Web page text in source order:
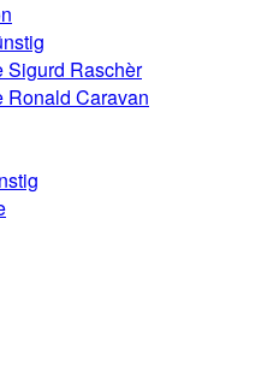
Sigurd Raschèr
Ronald Caravan